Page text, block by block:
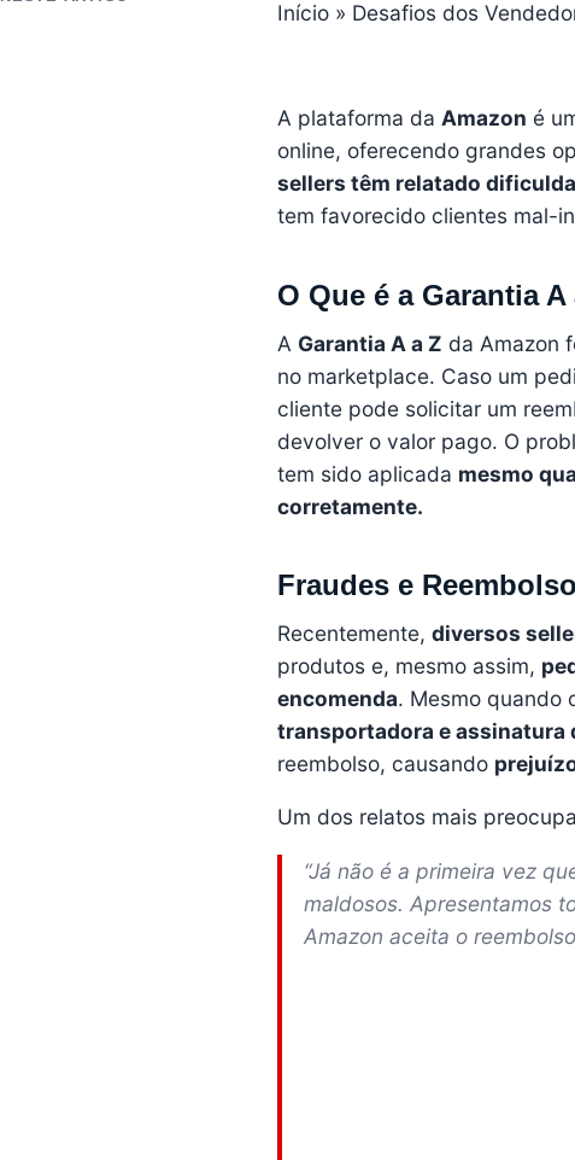
Início » Desafios dos
A plataforma da Amazon é
online, oferecendo grandes
sellers têm relatado
tem favorecido clientes mal-
O Que é a Garantia A
A Garantia A a Z da Amazon
no marketplace. Caso um
cliente pode solicitar um
devolver o valor pago. O
tem sido aplicada mesmo
corretamente.
Fraudes e
Recentemente, diversos
produtos e, mesmo assim,
encomenda. Mesmo quando
transportadora e assinatura
reembolso, causando
Um dos relatos mais
“Já não é a primeira vez
maldosos. Apresentamos
Amazon aceita o